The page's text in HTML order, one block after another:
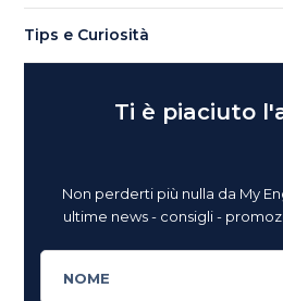
Tips e Curiosità
Ti è piaciuto
Non perderti più nulla da My
ultime news - consigli -